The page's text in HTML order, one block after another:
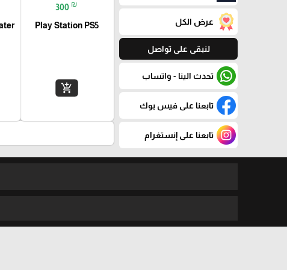
عرض الكل
لنبقى على تواصل
تحدث الينا - واتساب
تابعنا على فيس بوك
تابعنا على إنستغرام
300 ₪
Play Station PS5
add_shopping_cart